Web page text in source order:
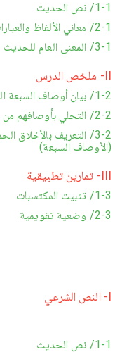
1-1/ نص الحديث
2-1/ معاني الألفاظ والعبارات
3-1/ المعنى العام للحديث
II- ملخص الدرس
1-2/ بيان أوصاف السبعة الذين يظلهم الله تعالى
2-2/ التحلي بأوصافهم من صلاح المجتمع وسبب في استقراره
3-2/ التعريف بالأخلاق
(الأوصاف السبعة)
III- تمارين تطبيقية
1-3/ تثبيت المكتسبات
2-3/ وضعية تقويمية
I- النص الشرعي
1-1/ نص الحديث